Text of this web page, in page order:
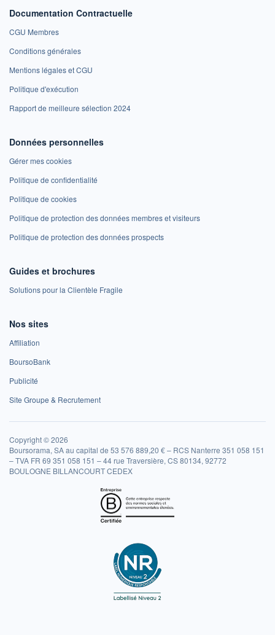
Documentation Contractuelle
CGU Membres
Conditions générales
Mentions légales et CGU
Politique d'exécution
Rapport de meilleure sélection 2024
Données personnelles
Gérer mes cookies
Politique de confidentialité
Politique de cookies
Politique de protection des données membres et visiteurs
Politique de protection des données prospects
Guides et brochures
Solutions pour la Clientèle Fragile
Nos sites
Affiliation
BoursoBank
Publicité
Site Groupe & Recrutement
Copyright © 2026
Boursorama, SA au capital de 53 576 889,20 € – RCS Nanterre 351 058 151
– TVA FR 69 351 058 151 – 44 rue Traversière, CS 80134, 92772
BOULOGNE BILLANCOURT CEDEX